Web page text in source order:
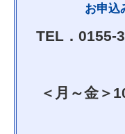
お申込
TEL．0155-
＜月～金＞